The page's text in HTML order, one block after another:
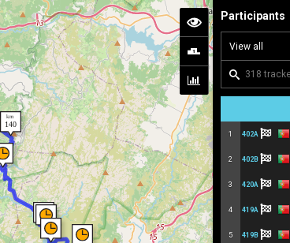
Participants
1 402A
2 402B
3 420A
4 419A
5 419B